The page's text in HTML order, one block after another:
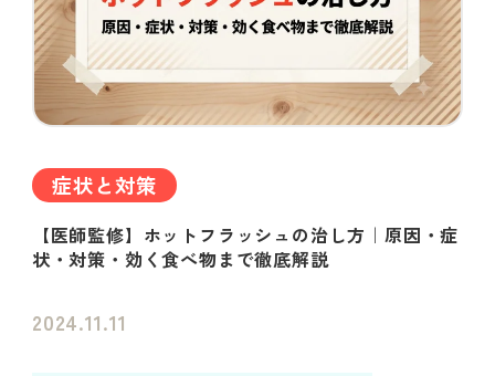
症状と対策
【医師監修】ホットフラッシュの治し方｜原因・症
状・対策・効く食べ物まで徹底解説
2024.11.11